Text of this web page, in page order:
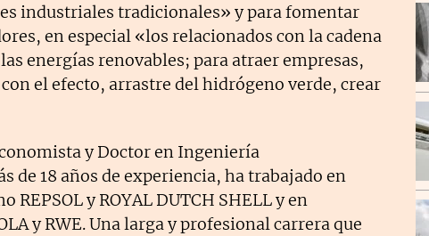
industriales tradicionales» y para fomentar
en especial «los relacionados con la cadena
energías renovables; para atraer empresas,
el efecto, arrastre del hidrógeno verde, crear
y Doctor en Ingeniería
de 18 años de experiencia, ha trabajado en
REPSOL y ROYAL DUTCH SHELL y en
y RWE. Una larga y profesional carrera que